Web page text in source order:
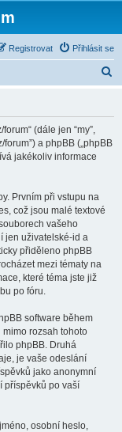
Přihlásit se
Registrovat
(dále jen “my”,
forum”) a phpBB („phpBB
jakékoliv informace
Prvním při vstupu na
což jsou malé textové
vašeho
jen uživatelské-id a
přiděleno phpBB
mezi tématy na
které téma jste již
po fóru.
software během
mimo rozsah tohoto
phpBB. Druhá
je vaše odeslání
jako anonymní
příspěvků po vaší
osobní heslo,